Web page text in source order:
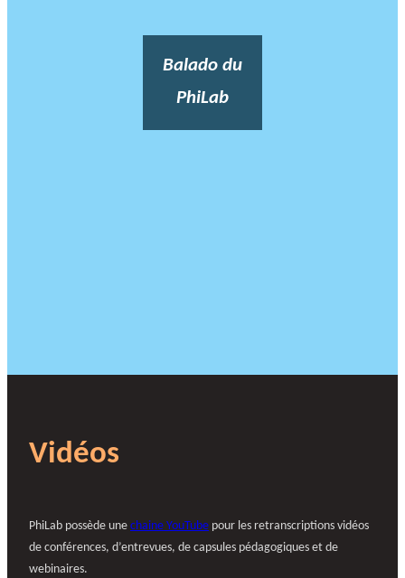
Balado du
PhiLab
Vidéos
PhiLab possède une chaine YouTube pour les retranscriptions vidéos
de conférences, d’entrevues, de capsules pédagogiques et de
webinaires.